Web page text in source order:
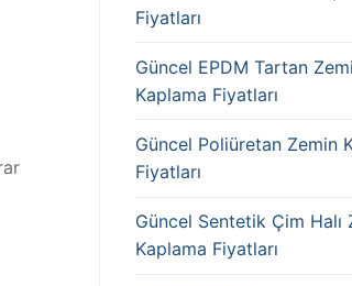
Fiyatları
Güncel EPDM Tartan
Kaplama Fiyatları
Güncel Poliüretan Zemin
Fiyatları
Güncel Sentetik Çim Halı
Kaplama Fiyatları